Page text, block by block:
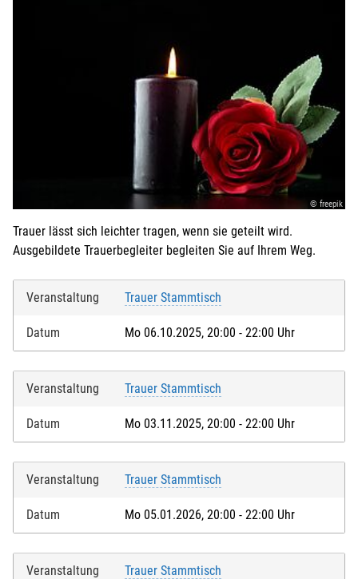
© freepik
Trauer lässt sich leichter tragen, wenn sie geteilt wird.
Ausgebildete Trauerbegleiter begleiten Sie auf Ihrem Weg.
Veranstaltung Trauer Stammtisch
Datum Mo 06.10.2025, 20:00 - 22:00 Uhr
Veranstaltung Trauer Stammtisch
Datum Mo 03.11.2025, 20:00 - 22:00 Uhr
Veranstaltung Trauer Stammtisch
Datum Mo 05.01.2026, 20:00 - 22:00 Uhr
Veranstaltung Trauer Stammtisch